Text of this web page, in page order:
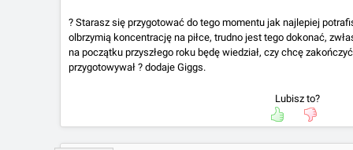
? Starasz się przygotować do tego momentu jak najlepiej
olbrzymią koncentrację na piłce, trudno jest tego dokonać,
na początku przyszłego roku będę wiedział, czy chcę
przygotowywał ? dodaje Giggs.
Lubisz to?